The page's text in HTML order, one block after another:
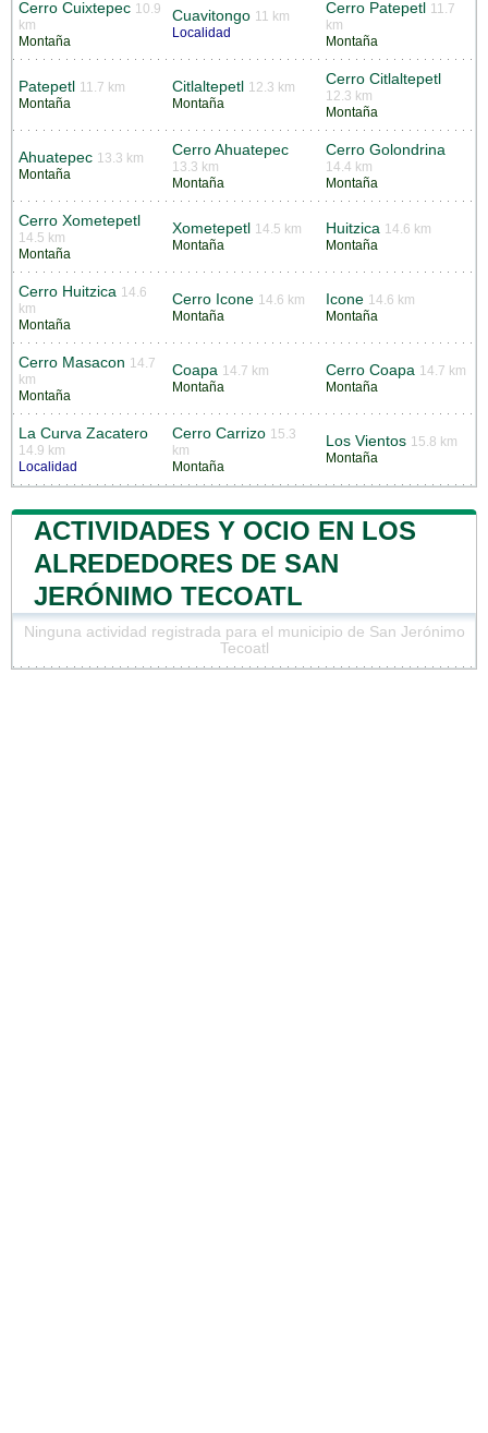
Cerro Cuixtepec 10.9
km
Montaña
Cuavitongo 11 km
Localidad
Cerro Patepetl 11.7
km
Montaña
Patepetl 11.7 km
Montaña
Citlaltepetl 12.3 km
Montaña
Cerro Citlaltepetl
12.3 km
Montaña
Ahuatepec 13.3 km
Montaña
Cerro Ahuatepec
13.3 km
Montaña
Cerro Golondrina
14.4 km
Montaña
Cerro Xometepetl
14.5 km
Montaña
Xometepetl 14.5 km
Montaña
Huitzica 14.6 km
Montaña
Cerro Huitzica 14.6
km
Montaña
Cerro Icone 14.6 km
Montaña
Icone 14.6 km
Montaña
Cerro Masacon 14.7
km
Montaña
Coapa 14.7 km
Montaña
Cerro Coapa 14.7 km
Montaña
La Curva Zacatero
14.9 km
Localidad
Cerro Carrizo 15.3
km
Montaña
Los Vientos 15.8 km
Montaña
ACTIVIDADES Y OCIO EN LOS
ALREDEDORES DE SAN
JERÓNIMO TECOATL
Ninguna actividad registrada para el municipio de San Jerónimo
Tecoatl